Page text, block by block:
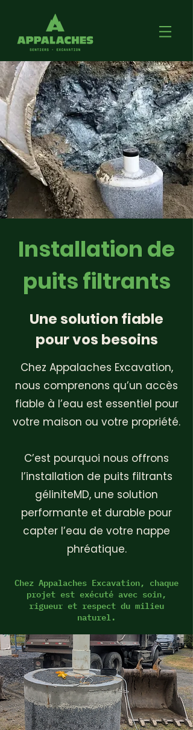
Installation de
puits filtrants
Chez Appalaches Excavation,
nous comprenons qu’un accès
fiable à l’eau est essentiel pour
votre maison ou votre propriété.
C’est pourquoi nous offrons
l’installation de puits filtrants
géliniteMD, une solution
performante et durable pour
capter l’eau de votre nappe
phréatique.
Chez Appalaches Excavation, chaque
projet est exécuté avec soin,
rigueur et respect du milieu
naturel.
Une solution fiable
pour vos besoins